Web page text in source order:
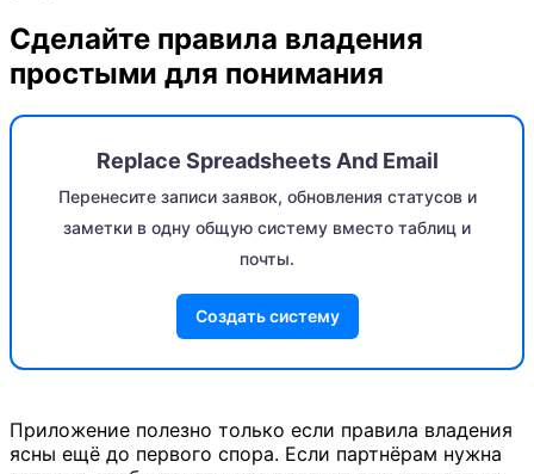
Сделайте правила владения
простыми для понимания
Replace Spreadsheets And Email
Перенесите записи заявок, обновления статусов и
заметки в одну общую систему вместо таблиц и
почты.
Создать систему
Приложение полезно только если правила владения
ясны ещё до первого спора. Если партнёрам нужна